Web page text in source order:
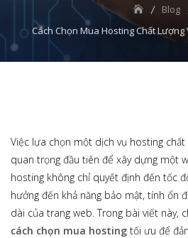
Blog
Cách Chọn Mua Hosting Chất
Việc lựa chọn một dịch vụ hosting
quan trọng đầu tiên để xây dựng một
hosting không chỉ quyết định đến tốc
hưởng đến khả năng bảo mật, tính ổn
dài của trang web. Trong bài viết này,
cách chọn mua hosting tối ưu để